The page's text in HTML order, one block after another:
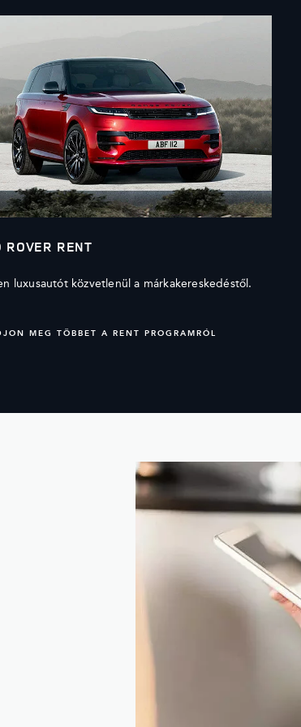
ROVER RENT
luxusautót közvetlenül a márkakereskedéstől.
MEG TÖBBET A RENT PROGRAMRÓL